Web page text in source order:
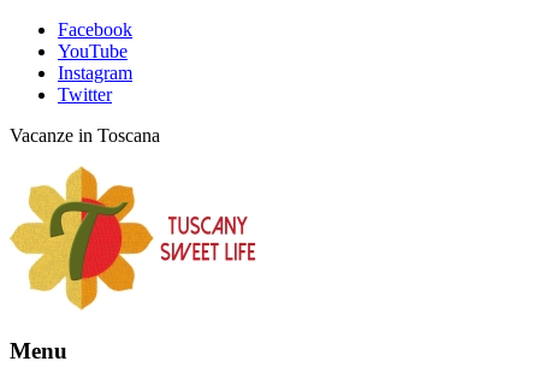
Facebook
YouTube
Instagram
Twitter
Vacanze in Toscana
Menu